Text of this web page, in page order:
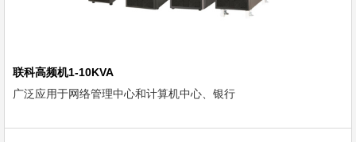
联科高频机1-10KVA
广泛应用于网络管理中心和计算机中心、银行